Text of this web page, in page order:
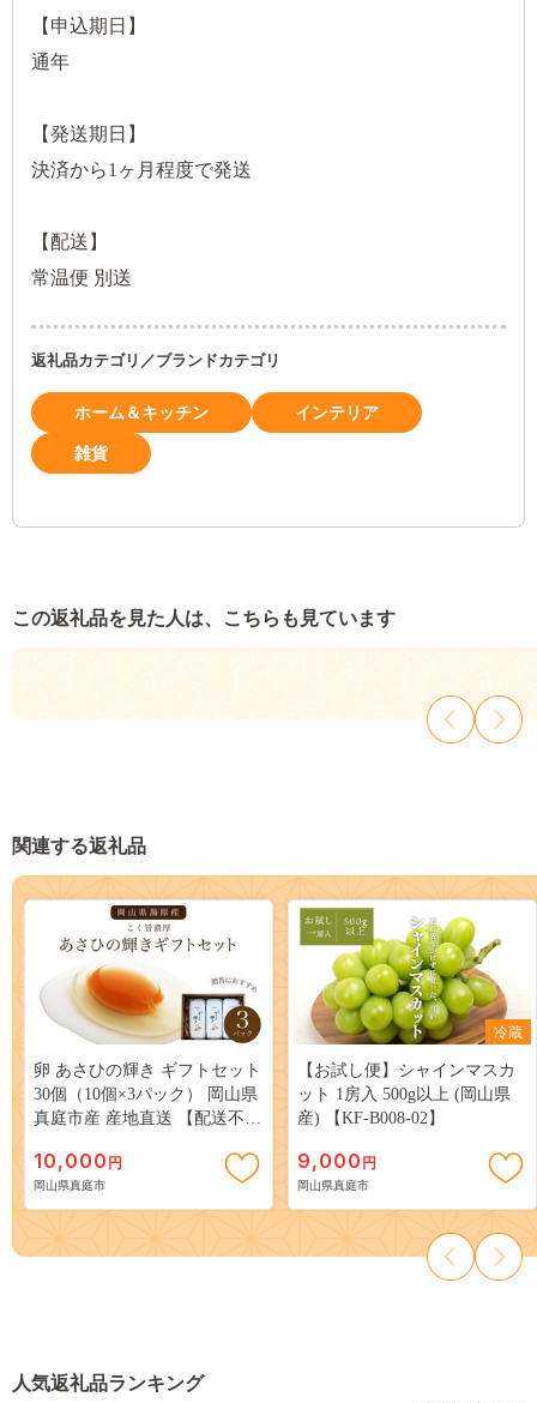
【申込期日】
通年
【発送期日】
決済から1ヶ月程度で発送
【配送】
常温便 別送
返礼品カテゴリ／ブランドカテゴリ
ホーム＆キッチン インテリア
雑貨
この返礼品を見た人は、こちらも見ています
関連する返礼品
卵 あさひの輝き ギフトセット
30個（10個×3パック） 岡山県
真庭市産 産地直送 【配送不可
島】 tamago001 【jujy018-01】
10,000 円
岡山県真庭市
冷蔵
【お試し便】シャインマスカ
ット 1房入 500g以上 (岡山県
産) 【KF-B008-02】
9,000 円
岡山県真庭市
人気返礼品ランキング